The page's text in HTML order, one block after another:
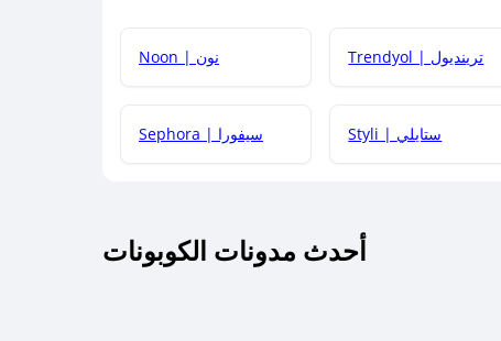
Noon | نون Trendyol | ترينديول
Sephora | سيفورا Styli | ستايلي
أحدث مدونات الكوبونات